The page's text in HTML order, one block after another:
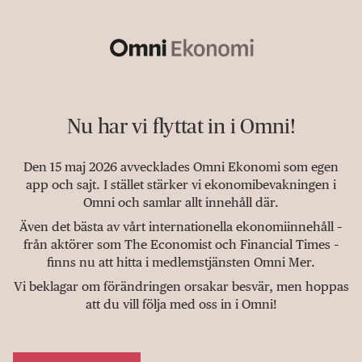
Nu har vi flyttat in i Omni!
Den 15 maj 2026 avvecklades Omni Ekonomi som egen
app och sajt. I stället stärker vi ekonomibevakningen i
Omni och samlar allt innehåll där.
Även det bästa av vårt internationella ekonomiinnehåll –
från aktörer som The Economist och Financial Times –
finns nu att hitta i medlemstjänsten Omni Mer.
Vi beklagar om förändringen orsakar besvär, men hoppas
att du vill följa med oss in i Omni!